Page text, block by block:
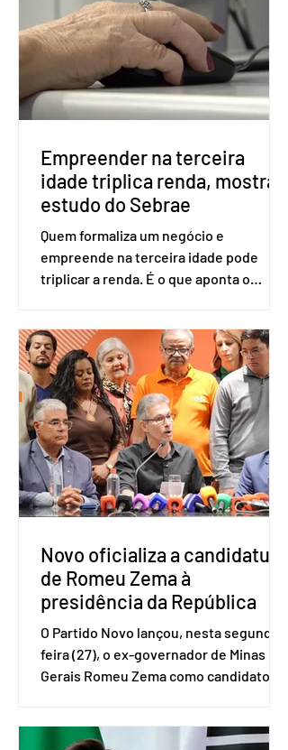
eleitor pode votar mesmo sem ter
realizado esse cadastro. Neste caso,
será exigido o documento de
identificação para acesso à urna
eletrônica. Se a urna eletrônica não
reconh
Empreender na terceira
idade triplica renda, mostra
estudo do Sebrae
Quem formaliza um negócio e
empreende na terceira idade pode
triplicar a renda. É o que aponta o
Amostra de Domicílio (PNAD Contínua),
do Serviço Brasileiro de Apoio às Micro
e Pequenas Empresas (Sebrae),
realizado a partir de dados do Instituto
Brasileiro de Geografia e Estatística
(IBGE). O estudo do Sebrae mostra que,
no quarto trimestre de 2025, os
empreendedores 60+ formalizados
atingiram o maior rendime
Novo oficializa a candidatura
de Romeu Zema à
presidência da República
O Partido Novo lançou, nesta segunda-
feira (27), o ex-governador de Minas
Gerais Romeu Zema como candidato à
Brasília. O Novo ainda não definiu quem